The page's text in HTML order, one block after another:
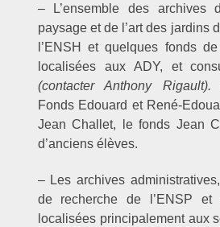
– L’ensemble des archives
paysage et de l’art des jardins
l’ENSH et quelques fonds
localisées aux ADY, et
(contacter Anthony Rigault).
Fonds Edouard et René-
Jean Challet, le fonds Jean
d’anciens élèves.
– Les archives
de recherche de l’ENSP
localisées principalement aux